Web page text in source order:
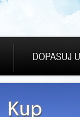
DOPASUJ